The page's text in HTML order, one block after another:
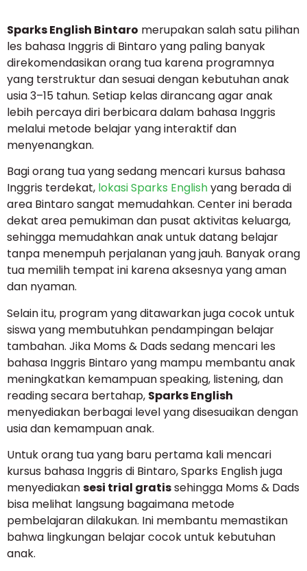
Sparks English Bintaro merupakan salah satu pilihan
les bahasa Inggris di Bintaro yang paling banyak
direkomendasikan orang tua karena programnya
yang terstruktur dan sesuai dengan kebutuhan anak
usia 3–15 tahun. Setiap kelas dirancang agar anak
lebih percaya diri berbicara dalam bahasa Inggris
melalui metode belajar yang interaktif dan
menyenangkan.
Bagi orang tua yang sedang mencari kursus bahasa
Inggris terdekat, lokasi Sparks Englishyang berada di
area Bintaro sangat memudahkan. Center ini berada
dekat area pemukiman dan pusat aktivitas keluarga,
sehingga memudahkan anak untuk datang belajar
tanpa menempuh perjalanan yang jauh. Banyak orang
tua memilih tempat ini karena aksesnya yang aman
dan nyaman.
Selain itu, program yang ditawarkan juga cocok untuk
siswa yang membutuhkan pendampingan belajar
tambahan. Jika Moms & Dads sedang mencari les
bahasa Inggris Bintaro yang mampu membantu anak
meningkatkan kemampuan speaking, listening, dan
reading secara bertahap, Sparks English
menyediakan berbagai level yang disesuaikan dengan
usia dan kemampuan anak.
Untuk orang tua yang baru pertama kali mencari
kursus bahasa Inggris di Bintaro, Sparks English juga
menyediakansesi trial gratissehingga Moms & Dads
bisa melihat langsung bagaimana metode
pembelajaran dilakukan. Ini membantu memastikan
bahwa lingkungan belajar cocok untuk kebutuhan
anak.